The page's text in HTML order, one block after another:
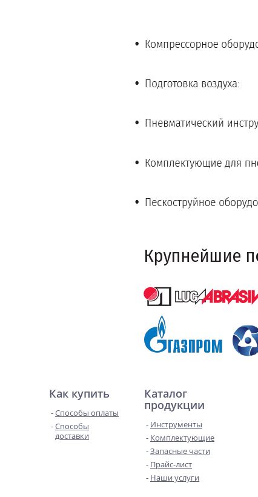
Как купить
Способы оплаты
Способы
доставки
Каталог
продукции
Инструменты
Комплектующие
Запасные части
Прайс-лист
Наши услуги